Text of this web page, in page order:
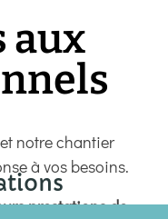
aux
notre chantier
à vos besoins.
prestations de